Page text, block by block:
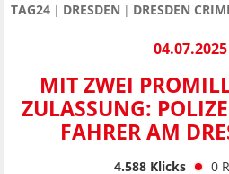
TAG24 DRESDEN DRESDEN
MIT ZWEI
ZULASSUNG:
FAHRER AM
4.588Klicks 0